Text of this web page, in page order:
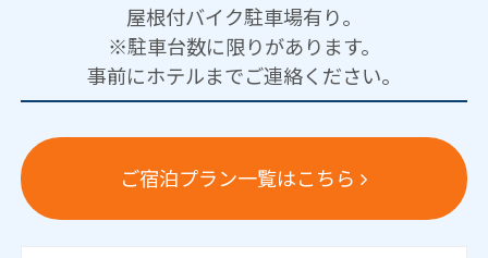
屋根付バイク駐車場有り。
※駐車台数に限りがあります。
事前にホテルまでご連絡ください。
ご宿泊プラン一覧はこちら